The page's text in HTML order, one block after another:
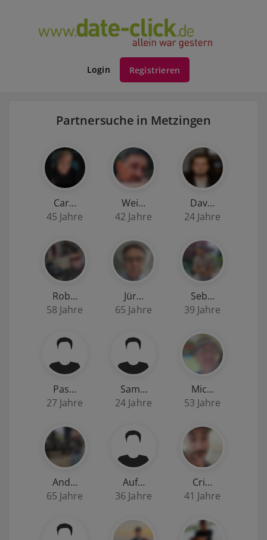
Login Registrieren
Partnersuche in Metzingen
Car…
45 Jahre
Wei…
42 Jahre
Dav…
24 Jahre
Rob…
58 Jahre
Jür…
65 Jahre
Seb…
39 Jahre
Pas…
27 Jahre
Sam…
24 Jahre
Mic…
53 Jahre
And…
65 Jahre
Auf…
36 Jahre
Cri…
41 Jahre